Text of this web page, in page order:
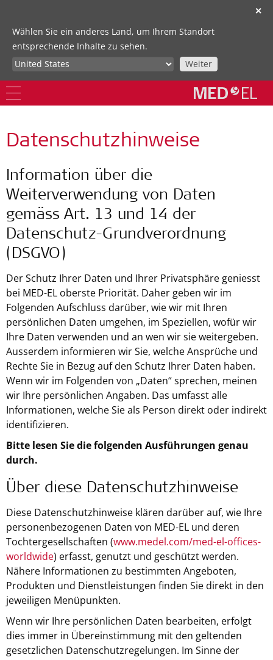
✕
Wählen Sie ein anderes Land, um Ihrem Standort
entsprechende Inhalte zu sehen.
Weiter
Datenschutzhinweise
Information über die
Weiterverwendung von Daten
gemäss Art. 13 und 14 der
Datenschutz-Grundverordnung
(DSGVO)
Der Schutz Ihrer Daten und Ihrer Privatsphäre geniesst
bei MED-EL oberste Priorität. Daher geben wir im
Folgenden Aufschluss darüber, wie wir mit Ihren
persönlichen Daten umgehen, im Speziellen, wofür wir
Ihre Daten verwenden und an wen wir sie weitergeben.
Ausserdem informieren wir Sie, welche Ansprüche und
Rechte Sie in Bezug auf den Schutz Ihrer Daten haben.
Wenn wir im Folgenden von „Daten“ sprechen, meinen
wir Ihre persönlichen Angaben. Das umfasst alle
Informationen, welche Sie als Person direkt oder indirekt
identifizieren.
Bitte lesen Sie die folgenden Ausführungen genau
durch.
Über diese Datenschutzhinweise
Diese Datenschutzhinweise klären darüber auf, wie Ihre
personenbezogenen Daten von MED-EL und deren
Tochtergesellschaften (www.medel.com/med-el-offices-
worldwide) erfasst, genutzt und geschützt werden.
Nähere Informationen zu bestimmten Angeboten,
Produkten und Dienstleistungen finden Sie direkt in den
jeweiligen Menüpunkten.
Wenn wir Ihre persönlichen Daten bearbeiten, erfolgt
dies immer in Übereinstimmung mit den geltenden
gesetzlichen Datenschutzregelungen. Im Sinne der